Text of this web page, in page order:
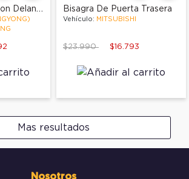
Bandeja Suspension Delantera Izquierda Bisagra De Puerta Trasera
Vehículo: MITSUBISHI
Price reduced from
$23.990to $16.793
Mas resultados
Nosotros